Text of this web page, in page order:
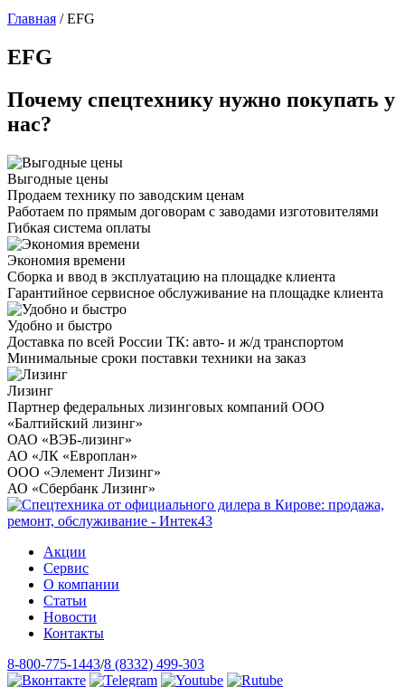
Главная /EFG
EFG
Почему спецтехнику нужно покупать у
нас?
Выгодные цены
Продаем технику по заводским ценам
Работаем по прямым договорам с заводами изготовителями
Гибкая система оплаты
Экономия времени
Сборка и ввод в эксплуатацию на площадке клиента
Гарантийное сервисное обслуживание на площадке клиента
Удобно и быстро
Доставка по всей России ТК: авто- и ж/д транспортом
Минимальные сроки поставки техники на заказ
Лизинг
Партнер федеральных лизинговых компаний ООО
«Балтийский лизинг»
ОАО «ВЭБ-лизинг»
АО «ЛК «Европлан»
ООО «Элемент Лизинг»
АО «Сбербанк Лизинг»
Акции
Сервис
О компании
Статьи
Новости
Контакты
8-800-775-1443/8 (8332) 499-303